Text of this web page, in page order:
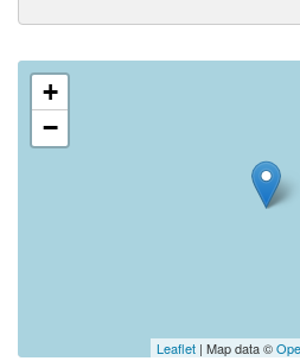
+
−
Leaflet | Map data ©